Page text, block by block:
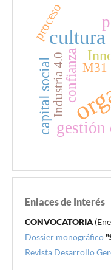
cultura
gestión
capital social confianza
proceso
M31
Industria 4.0
Enlaces de Interés
CONVOCATORIA
Dossier monográfico
Revista Desarrollo